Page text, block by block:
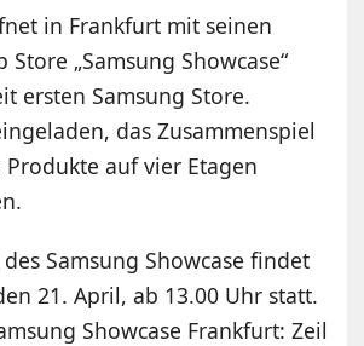
in Frankfurt mit seinen
Store „Samsung Showcase“
ersten Samsung Store.
das Zusammenspiel
auf vier Etagen
Samsung Showcase findet
21. April, ab 13.00 Uhr statt.
Showcase Frankfurt: Zeil